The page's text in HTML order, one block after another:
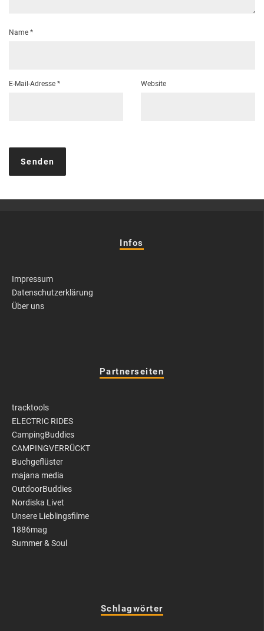
Name *
E-Mail-Adresse * Website
Infos
Impressum
Datenschutzerklärung
Über uns
Partnerseiten
tracktools
ELECTRIC RIDES
CampingBuddies
CAMPINGVERRÜCKT
Buchgeflüster
majana media
OutdoorBuddies
Nordiska Livet
Unsere Lieblingsfilme
1886mag
Summer & Soul
Schlagwörter